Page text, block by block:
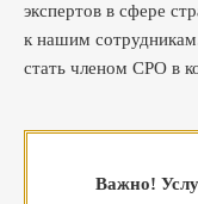
экспертов в сфере
к нашим
стать членом СРО в
Важно!